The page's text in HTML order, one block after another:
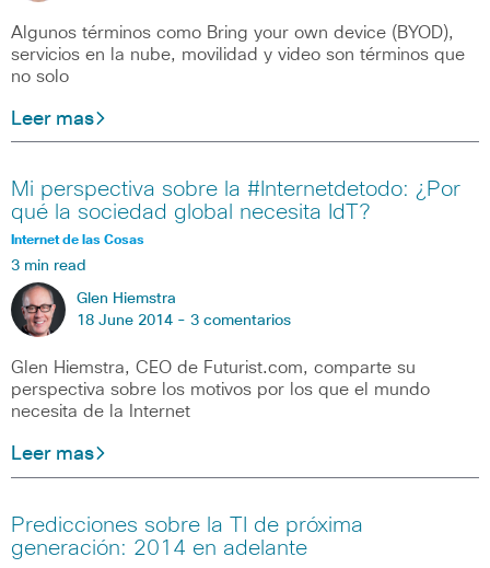
Algunos términos como Bring your own device (BYOD),
servicios en la nube, movilidad y video son términos que
no solo
Leer mas
Mi perspectiva sobre la #Internetdetodo: ¿Por
qué la sociedad global necesita IdT?
Internet de las Cosas
3 min read
Glen Hiemstra
18 June 2014 - 3 comentarios
Glen Hiemstra, CEO de Futurist.com, comparte su
perspectiva sobre los motivos por los que el mundo
necesita de la Internet
Leer mas
Predicciones sobre la TI de próxima
generación: 2014 en adelante